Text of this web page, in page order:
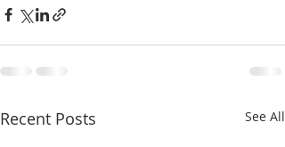
Recent Posts See All